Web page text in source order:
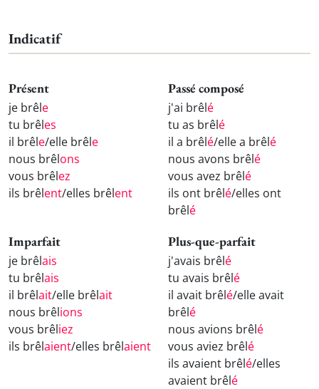
Indicatif
Présent
je brêle
tu brêles
il brêle/elle brêle
nous brêlons
vous brêlez
ils brêlent/elles brêlent
Passé composé
j'ai brêlé
tu as brêlé
il a brêlé/elle a brêlé
nous avons brêlé
vous avez brêlé
ils ont brêlé/elles ont
brêlé
Imparfait
je brêlais
tu brêlais
il brêlait/elle brêlait
nous brêlions
vous brêliez
ils brêlaient/elles brêlaient
Plus-que-parfait
j'avais brêlé
tu avais brêlé
il avait brêlé/elle avait
brêlé
nous avions brêlé
vous aviez brêlé
ils avaient brêlé/elles
avaient brêlé